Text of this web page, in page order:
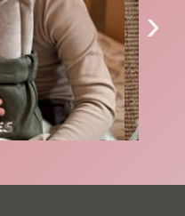
›